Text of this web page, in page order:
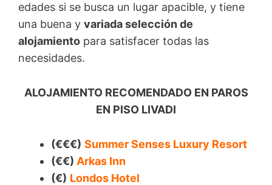
edades si se busca un lugar apacible, y tiene
una buena y variada selección de
alojamiento para satisfacer todas las
necesidades.
ALOJAMIENTO RECOMENDADO EN PAROS
EN PISO LIVADI
(€€€) Summer Senses Luxury Resort
(€€) Arkas Inn
(€) Londos Hotel